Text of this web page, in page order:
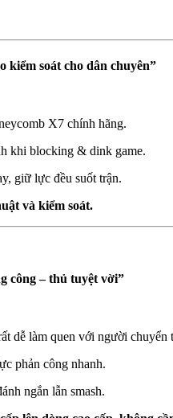
soát cho dân chuyên”
X7 chính hãng.
khi blocking & dink game.
giữ lực đều suốt trận.
và kiểm soát.
công – thủ tuyệt vời”
dễ làm quen với người chuyển
phản công nhanh.
ngắn lẫn smash.